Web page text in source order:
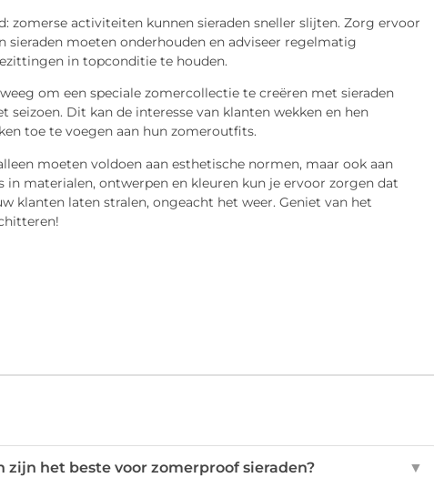
zomerse activiteiten kunnen sieraden sneller slijten. Zorg ervoor
sieraden moeten onderhouden en adviseer regelmatig
in topconditie te houden.
om een speciale zomercollectie te creëren met sieraden
seizoen. Dit kan de interesse van klanten wekken en hen
toe te voegen aan hun zomeroutfits.
moeten voldoen aan esthetische normen, maar ook aan
in materialen, ontwerpen en kleuren kun je ervoor zorgen dat
klanten laten stralen, ongeacht het weer. Geniet van het
zijn het beste voor zomerproof sieraden? ▼